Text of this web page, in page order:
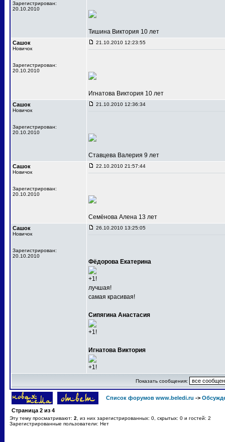
Зарегистрирован:
20.10.2010
Тишина Виктория 10 лет
Сашок
Новичок
Зарегистрирован:
20.10.2010
21.10.2010 12:23:55
Игнатова Виктория 10 лет
Сашок
Новичок
Зарегистрирован:
20.10.2010
21.10.2010 12:36:34
Ставцева Валерия 9 лет
Сашок
Новичок
Зарегистрирован:
20.10.2010
22.10.2010 21:57:44
Семёнова Алена 13 лет
Сашок
Новичок
Зарегистрирован:
20.10.2010
26.10.2010 13:25:05
Фёдорова Екатерина
+1!
лучшая!
самая красивая!
Сипягина Анастасия
+1!
Игнатова Виктория
+1!
Показать сообщения:
Список форумов www.beledi.ru ->
Страница 2 из 4
Эту тему просматривают: 2 , из них зарегистрированных: 0, скрытых: 0 и гостей: 2
Зарегистрированные пользователи: Нет